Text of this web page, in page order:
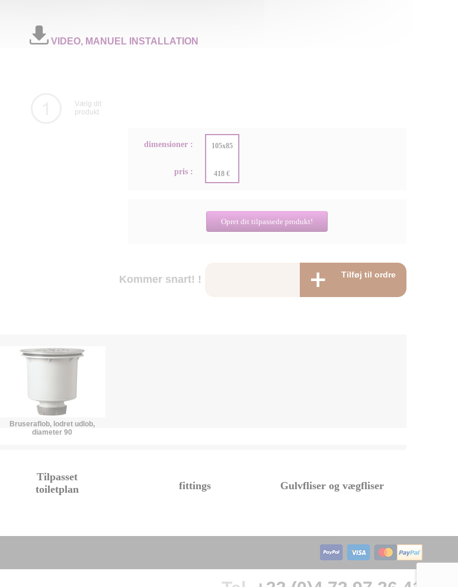
VIDEO, MANUEL INSTALLATION
Vælg dit
produkt
dimensioner :
pris :
105x85
418 €
Opret dit tilpassede produkt!
Kommer snart! ! Tilføj til ordre
Bruseraflob, lodret udlob,
diameter 90
Tilpasset
toiletplan
fittings Gulvfliser og vægfliser